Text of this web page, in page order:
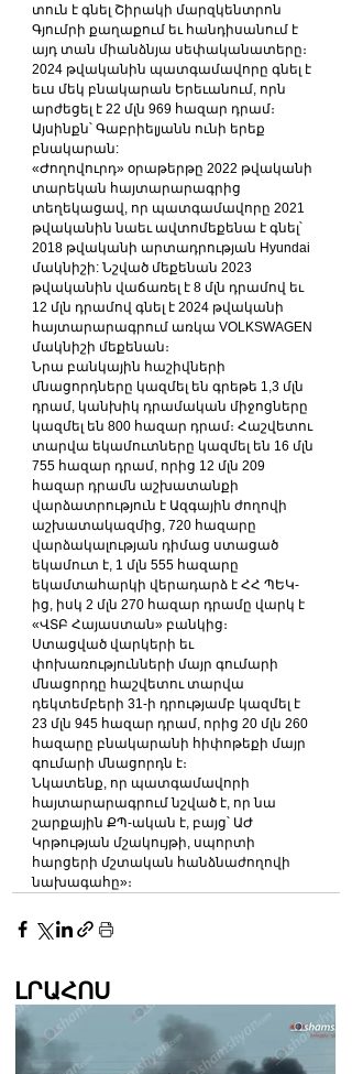
տուն է գնել Շիրակի մարզկենտրոն
Գյումրի քաղաքում եւ հանդիսանում է
այդ տան միանձնյա սեփականատերը։
2024 թվականին պատգամավորը գնել է
եւս մեկ բնակարան Երեւանում, որն
արժեցել է 22 մլն 969 հազար դրամ։
Այսինքն՝ Գաբրիելյանն ունի երեք
բնակարան:
«Ժողովուրդ» օրաթերթը 2022 թվականի
տարեկան հայտարարագրից
տեղեկացավ, որ պատգամավորը 2021
թվականին նաեւ ավտոմեքենա է գնել՝
2018 թվականի արտադրության Hyundai
մակնիշի: Նշված մեքենան 2023
թվականին վաճառել է 8 մլն դրամով եւ
12 մլն դրամով գնել է 2024 թվականի
հայտարարագրում առկա VOLKSWAGEN
մակնիշի մեքենան։
Նրա բանկային հաշիվների
մնացորդները կազմել են գրեթե 1,3 մլն
դրամ, կանխիկ դրամական միջոցները
կազմել են 800 հազար դրամ։ Հաշվետու
տարվա եկամուտները կազմել են 16 մլն
755 հազար դրամ, որից 12 մլն 209
հազար դրամն աշխատանքի
վարձատրություն է Ազգային ժողովի
աշխատակազմից, 720 հազարը
վարձակալության դիմաց ստացած
եկամուտ է, 1 մլն 555 հազարը
եկամտահարկի վերադարձ է ՀՀ ՊԵԿ-
ից, իսկ 2 մլն 270 հազար դրամը վարկ է
«ՎՏԲ Հայաստան» բանկից։
Ստացված վարկերի եւ
փոխառությունների մայր գումարի
մնացորդը հաշվետու տարվա
դեկտեմբերի 31-ի դրությամբ կազմել է
23 մլն 945 հազար դրամ, որից 20 մլն 260
հազարը բնակարանի հիփոթեքի մայր
գումարի մնացորդն է։
Նկատենք, որ պատգամավորի
հայտարարագրում նշված է, որ նա
շարքային ՔՊ-ական է, բայց՝ ԱԺ
Կրթության մշակույթի, սպորտի
հարցերի մշտական հանձնաժողովի
նախագահը»։
ԼՐԱՀՈՍ